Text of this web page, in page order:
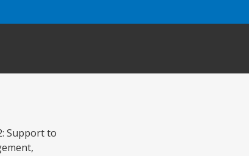
Support to